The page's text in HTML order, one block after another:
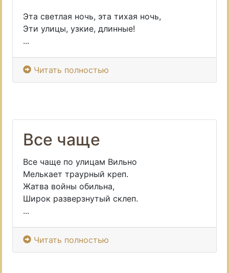
Эта светлая ночь, эта тихая ночь,
Эти улицы, узкие, длинные!
...
Читать полностью
Все чаще
Все чаще по улицам Вильно
Мелькает траурный креп.
Жатва войны обильна,
Широк разверзнутый склеп.
...
Читать полностью